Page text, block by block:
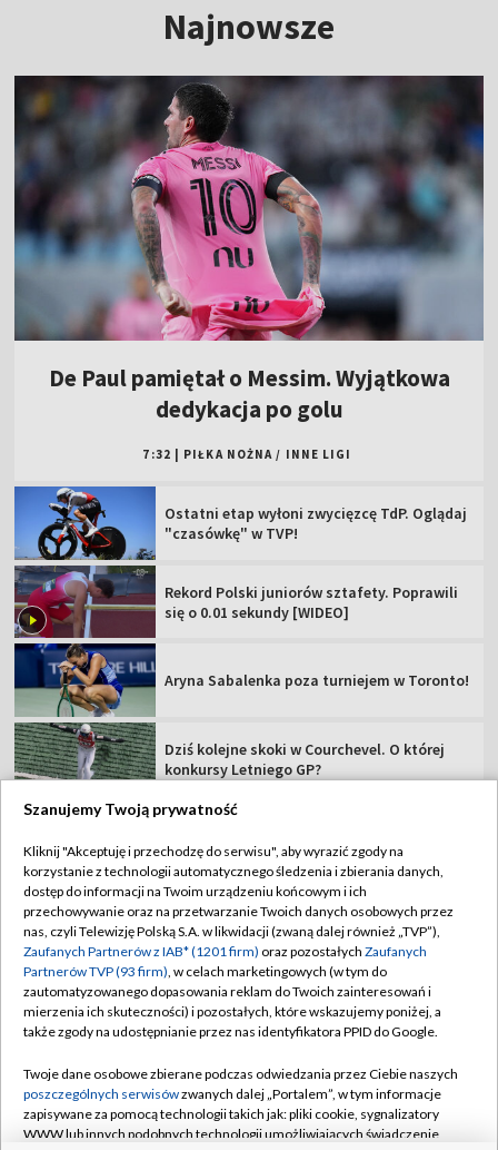
Najnowsze
De Paul pamiętał o Messim. Wyjątkowa
dedykacja po golu
7:32 | PIŁKA NOŻNA / INNE LIGI
Ostatni etap wyłoni zwycięzcę TdP. Oglądaj
"czasówkę" w TVP!
Rekord Polski juniorów sztafety. Poprawili
się o 0.01 sekundy [WIDEO]
Aryna Sabalenka poza turniejem w Toronto!
Dziś kolejne skoki w Courchevel. O której
konkursy Letniego GP?
ponownie powalczy o mistrzostwo"
Szybki koniec walki Gamrota. Został
zdemolowany [WIDEO]
Abonament TVP
Sklep TVP
Regulamin TVP
Polityka prywatności
Szanujemy Twoją prywatność
Kliknij "Akceptuję i przechodzę do serwisu", aby wyrazić zgody na
korzystanie z technologii automatycznego śledzenia i zbierania danych,
dostęp do informacji na Twoim urządzeniu końcowym i ich
przechowywanie oraz na przetwarzanie Twoich danych osobowych przez
nas, czyli Telewizję Polską S.A. w likwidacji (zwaną dalej również „TVP”),
Zaufanych Partnerów z IAB* (1201 firm) oraz pozostałych Zaufanych
Partnerów TVP (93 firm), w celach marketingowych (w tym do
zautomatyzowanego dopasowania reklam do Twoich zainteresowań i
mierzenia ich skuteczności) i pozostałych, które wskazujemy poniżej, a
także zgody na udostępnianie przez nas identyfikatora PPID do Google.
Twoje dane osobowe zbierane podczas odwiedzania przez Ciebie naszych
poszczególnych serwisówzwanych dalej „Portalem”, w tym informacje
zapisywane za pomocą technologii takich jak: pliki cookie, sygnalizatory
WWW lub innych podobnych technologii umożliwiających świadczenie